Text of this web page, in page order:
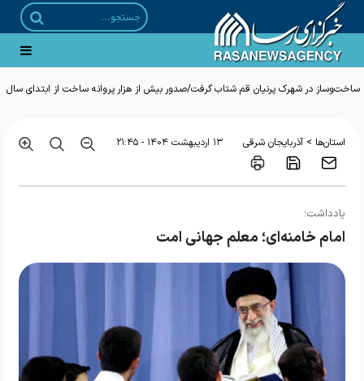
ساخت‌وساز در شهرک پرنیان قم شتاب گرفت/صدور بیش از هزار پروانه ساخت از ابتدای سال
استان‌ها > آذربایجان شرقی ۱۳ ارديبهشت ۱۴۰۴ - ۲۱:۴۵
یادداشت؛
امام خامنه‌ای؛ معلم جهانی امت